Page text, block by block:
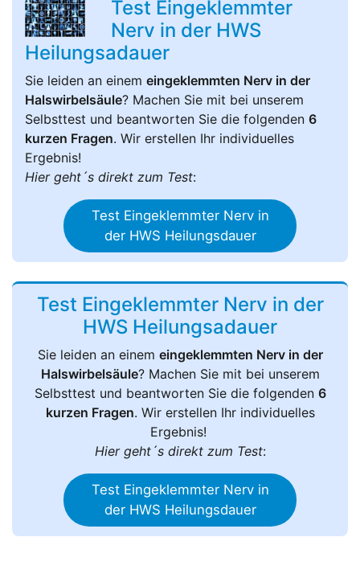
Test Eingeklemmter Nerv in der
HWS Heilungsadauer
Sie leiden an einem eingeklemmten Nerv in der
Halswirbelsäule? Machen Sie mit bei unserem
Selbsttest und beantworten Sie die folgenden 6
kurzen Fragen. Wir erstellen Ihr individuelles
Ergebnis!
Hier geht´s direkt zum Test:
Test Eingeklemmter Nerv in
der HWS Heilungsdauer
Test Eingeklemmter
Nerv in der HWS
Heilungsadauer
Sie leiden an einem eingeklemmten Nerv in der
Halswirbelsäule? Machen Sie mit bei unserem
Selbsttest und beantworten Sie die folgenden 6
kurzen Fragen. Wir erstellen Ihr individuelles
Ergebnis!
Hier geht´s direkt zum Test:
Test Eingeklemmter Nerv in
der HWS Heilungsdauer